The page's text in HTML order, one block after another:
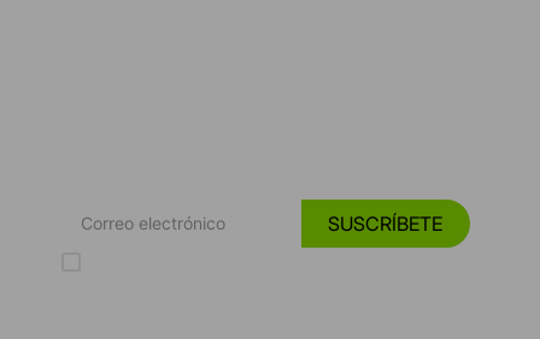
SUSCRÍBETE